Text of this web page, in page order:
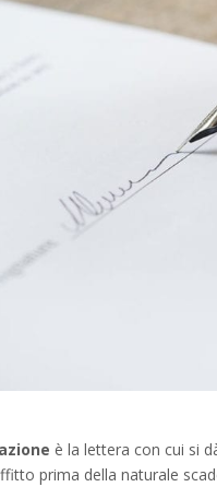
è la lettera con cui si
prima della naturale